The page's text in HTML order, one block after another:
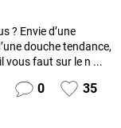
? Envie d’une
douche tendance,
vous faut sur le n ...
0 35